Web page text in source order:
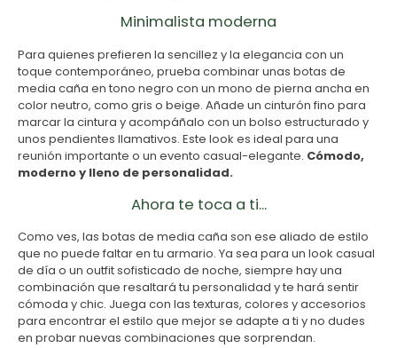
Minimalista moderna
Para quienes prefieren la sencillez y la elegancia con un
toque contemporáneo, prueba combinar unas botas de
media caña en tono negro con un mono de pierna ancha en
color neutro, como gris o beige. Añade un cinturón fino para
marcar la cintura y acompáñalo con un bolso estructurado y
unos pendientes llamativos. Este look es ideal para una
reunión importante o un evento casual-elegante. Cómodo,
moderno y lleno de personalidad.
Ahora te toca a ti...
Como ves, las botas de media caña son ese aliado de estilo
que no puede faltar en tu armario. Ya sea para un look casual
de día o un outfit sofisticado de noche, siempre hay una
combinación que resaltará tu personalidad y te hará sentir
cómoda y chic. Juega con las texturas, colores y accesorios
para encontrar el estilo que mejor se adapte a ti y no dudes
en probar nuevas combinaciones que sorprendan.